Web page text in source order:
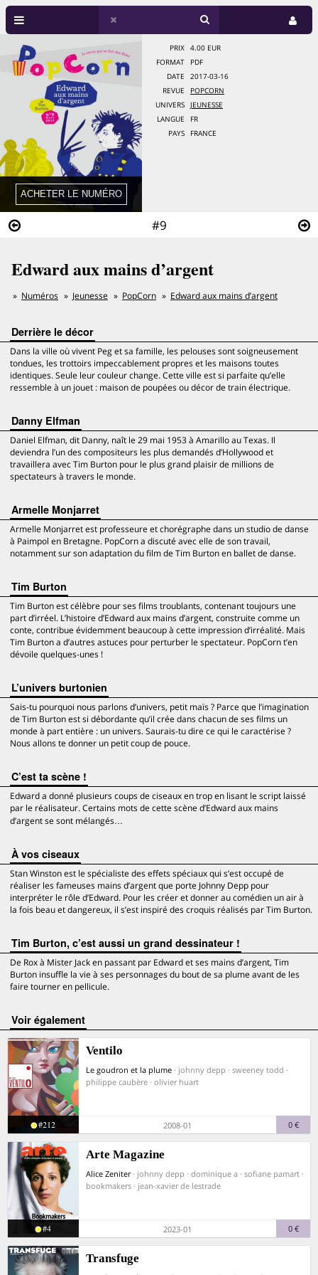
#9
PRIX
4.00 EUR
FORMAT
PDF
DATE
2017-03-16
REVUE
POPCORN
UNIVERS
JEUNESSE
LANGUE
FR
PAYS
FRANCE
Edward aux mains d’argent
Numéros Jeunesse PopCorn Edward aux mains d’argent
Derrière le décor
Dans la ville où vivent Peg et sa famille, les pelouses sont soigneusement
tondues, les trottoirs impeccablement propres et les maisons toutes
identiques. Seule leur couleur change. Cette ville est si parfaite qu’elle
ressemble à un jouet : maison de poupées ou décor de train électrique.
Danny Elfman
Daniel Elfman, dit Danny, naît le 29 mai 1953 à Amarillo au Texas. Il
deviendra l’un des compositeurs les plus demandés d’Hollywood et
travaillera avec Tim Burton pour le plus grand plaisir de millions de
spectateurs à travers le monde.
Armelle Monjarret
Armelle Monjarret est professeure et chorégraphe dans un studio de danse
à Paimpol en Bretagne. PopCorn a discuté avec elle de son travail,
notamment sur son adaptation du film de Tim Burton en ballet de danse.
Tim Burton
Tim Burton est célèbre pour ses films troublants, contenant toujours une
part d’irréel. L’histoire d’Edward aux mains d’argent, construite comme un
conte, contribue évidemment beaucoup à cette impression d’irréalité. Mais
Tim Burton a d’autres astuces pour perturber le spectateur. PopCorn t’en
dévoile quelques-unes !
L’univers burtonien
Sais-tu pourquoi nous parlons d’univers, petit maïs ? Parce que l’imagination
de Tim Burton est si débordante qu’il crée dans chacun de ses films un
monde à part entière : un univers. Saurais-tu dire ce qui le caractérise ?
Nous allons te donner un petit coup de pouce.
C’est ta scène !
Edward a donné plusieurs coups de ciseaux en trop en lisant le script laissé
par le réalisateur. Certains mots de cette scène d’Edward aux mains
d’argent se sont mélangés…
À vos ciseaux
Stan Winston est le spécialiste des effets spéciaux qui s’est occupé de
réaliser les fameuses mains d’argent que porte Johnny Depp pour
interpréter le rôle d’Edward. Pour les créer et donner au comédien un air à
la fois beau et dangereux, il s’est inspiré des croquis réalisés par Tim Burton.
Tim Burton, c’est aussi un grand dessinateur !
De Rox à Mister Jack en passant par Edward et ses mains d’argent, Tim
Burton insuffle la vie à ses personnages du bout de sa plume avant de les
faire tourner en pellicule.
voir également
Ventilo
Le goudron et la plume · johnny depp · sweeney todd ·
philippe caubère · olivier huart
#212 2008-01 0 €
Arte Magazine
Alice Zeniter · johnny depp · dominique a · sofiane pamart ·
bookmakers · jean-xavier de lestrade
#4 2023-01 0 €
Transfuge